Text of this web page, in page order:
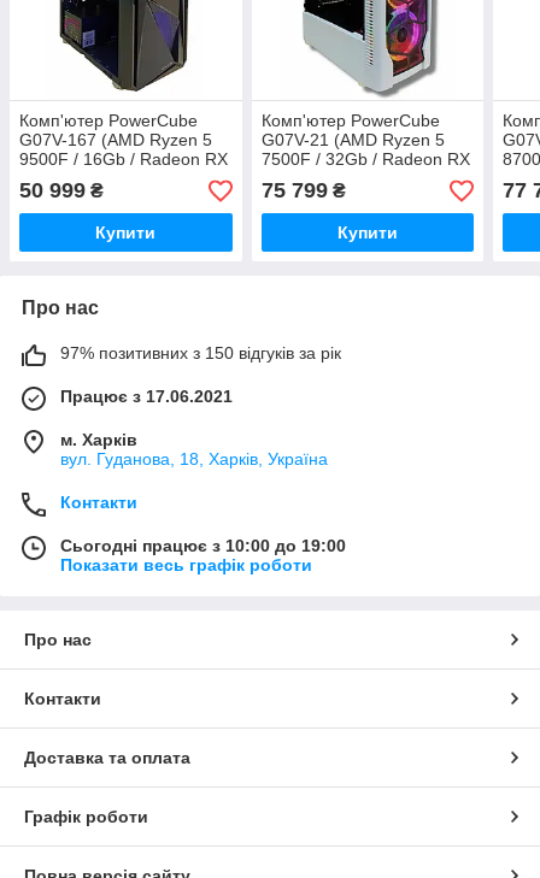
Комп'ютер PowerCube
G07V-167 (AMD Ryzen 5
9500F / 16Gb / Radeon RX
6700 XT 12GB / SSD
512Gb / 700W / USB 3.2)
50 999 ₴
Купити
Комп'ютер PowerCube
G07V-21 (AMD Ryzen 5
7500F / 32Gb / Radeon RX
7800 XT 16Gb / SSD 1Tb /
750W / USB 3.2)
75 799₴
Купити
77
Про нас
97% позитивних з 150 відгуків за рік
Працює з 17.06.2021
м. Харків
вул. Гуданова, 18, Харків, Україна
Контакти
Сьогодні працює з 10:00 до 19:00
Показати весь графік роботи
Про нас
Контакти
Доставка та оплата
Графік роботи